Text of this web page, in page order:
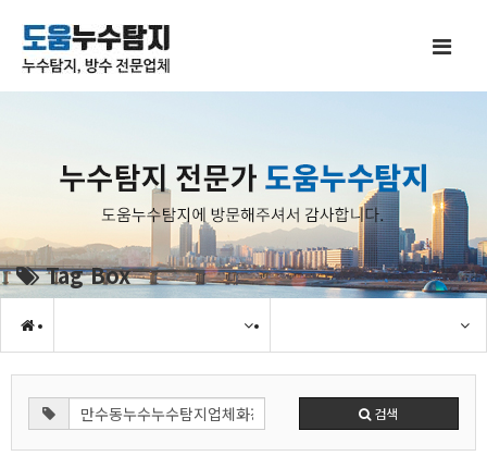
Tag Box
검색